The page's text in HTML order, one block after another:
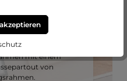
mit einem
von